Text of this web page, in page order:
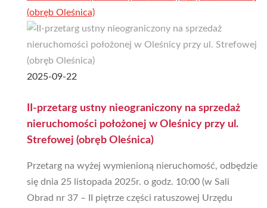
(obręb Oleśnica)
2025-09-22
II-przetarg ustny nieograniczony na sprzedaż
nieruchomości położonej w Oleśnicy przy ul.
Strefowej (obręb Oleśnica)
Przetarg na wyżej wymienioną nieruchomość, odbędzie
się dnia 25 listopada 2025r. o godz. 10:00 (w Sali
Obrad nr 37 – II piętrze części ratuszowej Urzędu